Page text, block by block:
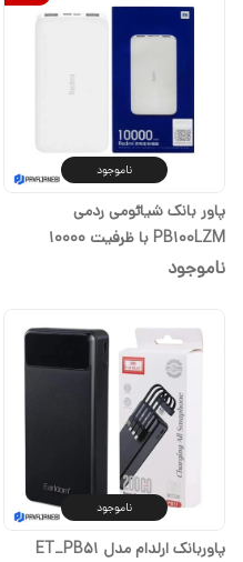
ناموجود
پاور بانک شیائومی ردمی
PB100LZM با ظرفیت 10000
میلی‌آمپر ساعت
ناموجود
ناموجود
پاوربانک ارلدام مدل ET_PB51